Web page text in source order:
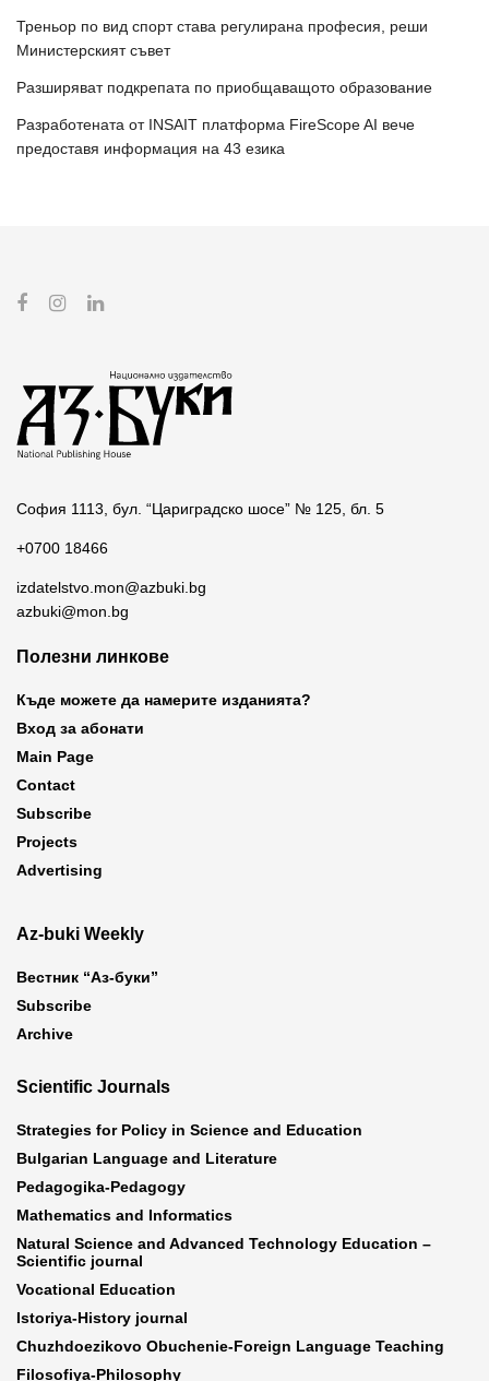
Треньор по вид спорт става регулирана професия, реши
Министерският съвет
Разширяват подкрепата по приобщаващото образование
Разработената от INSAIT платформа FireScope AI вече
предоставя информация на 43 езика
София 1113, бул. “Цариградско шосе” № 125, бл. 5
+0700 18466
izdatelstvo.mon@azbuki.bg
azbuki@mon.bg
Полезни линкове
Къде можете да намерите изданията?
Вход за абонати
Main Page
Contact
Subscribe
Projects
Advertising
Az-buki Weekly
Вестник “Аз-буки”
Subscribe
Archive
Scientific Journals
Strategies for Policy in Science and Education
Bulgarian Language and Literature
Pedagogika-Pedagogy
Mathematics and Informatics
Natural Science and Advanced Technology Education –
Scientific journal
Vocational Education
Istoriya-History journal
Chuzhdoezikovo Obuchenie-Foreign Language Teaching
Filosofiya-Philosophy